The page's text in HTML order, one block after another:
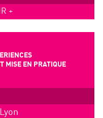
+
MISE EN PRATIQUE